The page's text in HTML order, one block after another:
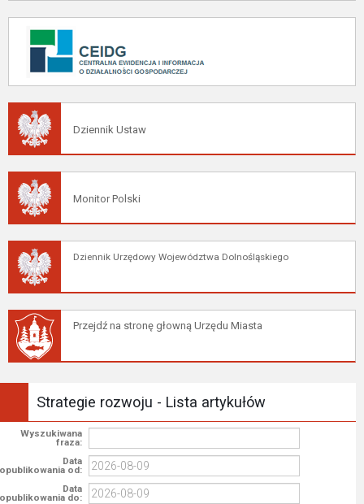
Dziennik Ustaw
Monitor Polski
Dziennik Urzędowy Województwa Dolnośląskiego
Przejdź na stronę głowną Urzędu Miasta
Strategie rozwoju - Lista artykułów
Wyszukiwana
fraza:
Data
opublikowania od:
Data
opublikowania do: